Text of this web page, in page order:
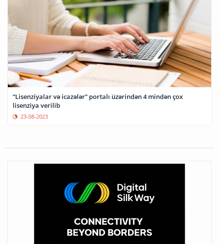
“Lisenziyalar və icazələr” portalı üzərindən 4 mindən çox
lisenziya verilib
23-08-2023